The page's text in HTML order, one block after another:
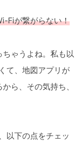
Fiが繋がらない！
ゃうよね。私も以
て、地図アプリが
ら、その気持ち、
以下の点をチェッ